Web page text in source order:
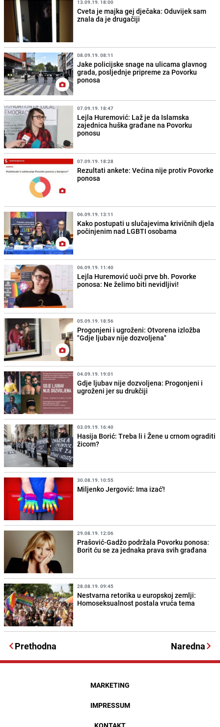
13.09.19. 18:00
Cveta je majka gej dječaka: Oduvijek sam
znala da je drugačiji
08.09.19. 08:11
Jake policijske snage na ulicama glavnog
grada, posljednje pripreme za Povorku
ponosa
07.09.19. 18:47
Lejla Huremović: Laž je da Islamska
zajednica huška građane na Povorku
ponosu
07.09.19. 18:28
Rezultati ankete: Većina nije protiv Povorke
ponosa
06.09.19. 13:11
Kako postupati u slučajevima krivičnih djela
počinjenim nad LGBTI osobama
06.09.19. 11:40
Lejla Huremović uoči prve bh. Povorke
ponosa: Ne želimo biti nevidljivi!
05.09.19. 18:56
Progonjeni i ugroženi: Otvorena izložba
"Gdje ljubav nije dozvoljena"
04.09.19. 19:01
Gdje ljubav nije dozvoljena: Progonjeni i
ugroženi jer su drukčiji
03.09.19. 16:40
Hasija Borić: Treba li i Žene u crnom ograditi
žicom?
30.08.19. 10:55
Miljenko Jergović: Ima izać'!
29.08.19. 12:06
Prašović-Gadžo podržala Povorku ponosa:
Borit ću se za jednaka prava svih građana
28.08.19. 09:45
Nestvarna retorika u europskoj zemlji:
Homoseksualnost postala vruća tema
Prethodna Naredna
MARKETING
IMPRESSUM